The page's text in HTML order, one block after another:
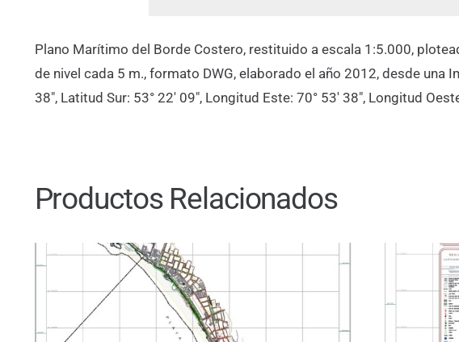
Plano Marítimo del Borde Costero, restituido a escala 1:5.000,
de nivel cada 5 m., formato DWG, elaborado el año 2012, desde una
38″, Latitud Sur: 53° 22′ 09″, Longitud Este: 70° 53′ 38″, Longitud
Productos Relacionados